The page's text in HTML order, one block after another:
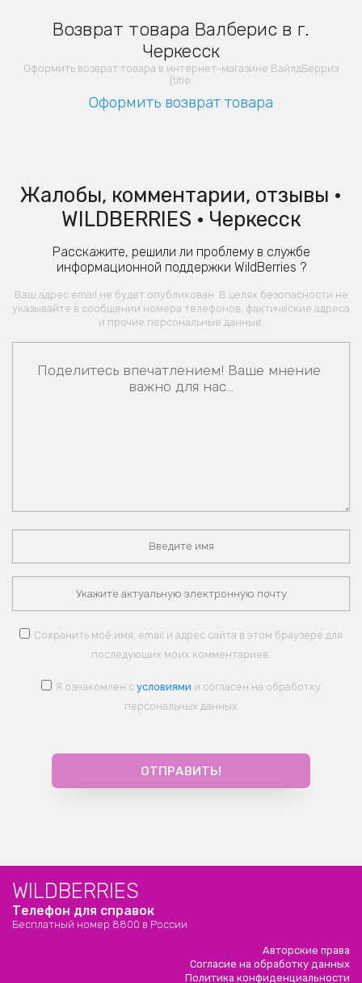
Возврат товара Валберис в г.
Черкесск
Оформить возврат товара в интернет-магазине ВайлдБерриз
{title:
Оформить возврат товара
Жалобы, комментарии, отзывы •
WILDBERRIES • Черкесск
Расскажите, решили ли проблему в службе
информационной поддержки WildBerries ?
Ваш адрес email не будет опубликован. В целях безопасности не
указывайте в сообщении номера телефонов, фактические адреса
и прочие персональные данные.
Сохранить моё имя, email и адрес сайта в этом браузере для
последующих моих комментариев.
Я ознакомлен с условиями и согласен на обработку
персональных данных
WILDBERRIES
Телефон для справок
Бесплатный номер 8800 в России
Авторские права
Согласие на обработку данных
Политика конфиденциальности